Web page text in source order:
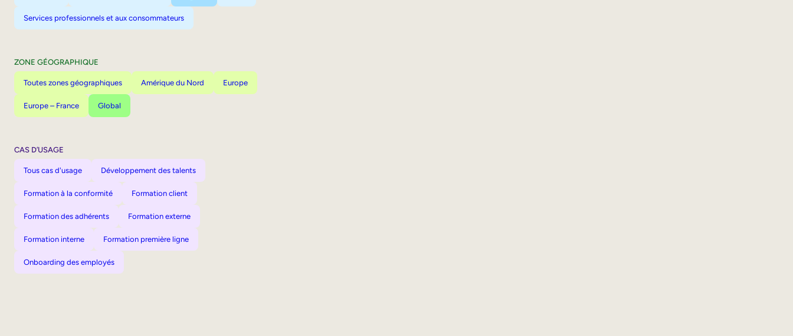
Services professionnels et aux consommateurs
ZONE GÉOGRAPHIQUE
Toutes zones géographiques Amérique du Nord Europe
Europe – France Global
CAS D’USAGE
Tous cas d'usage Développement des talents
Formation à la conformité Formation client
Formation des adhérents Formation externe
Formation interne Formation première ligne
Onboarding des employés